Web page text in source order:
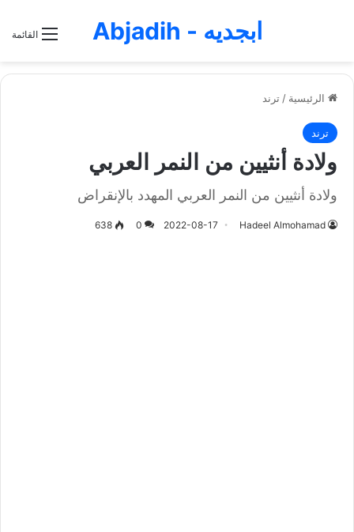
القائمة ابجديه - Abjadih
الرئيسية / ترند
ترند
ولادة أنثيين من النمر العربي
ولادة أنثيين من النمر العربي المهدد بالإنقراض
Hadeel Almohamad
2022-08-17
0
638